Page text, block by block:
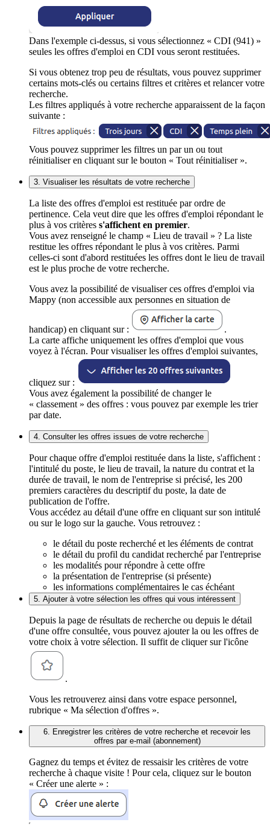
Dans l'exemple ci-dessus, si vous sélectionnez « CDI (941) »
seules les offres d'emploi en CDI vous seront restituées.
Si vous obtenez trop peu de résultats, vous pouvez supprimer
certains mots-clés ou certains filtres et critères et relancer votre
recherche.
Les filtres appliqués à votre recherche apparaissent de la façon
suivante :
Vous pouvez supprimer les filtres un par un ou tout
réinitialiser en cliquant sur le bouton « Tout réinitialiser ».
3. Visualiser les résultats de votre recherche
La liste des offres d'emploi est restituée par ordre de
pertinence. Cela veut dire que les offres d'emploi répondant le
plus à vos critères s'affichent en premier.
Vous avez renseigné le champ « Lieu de travail » ? La liste
restitue les offres répondant le plus à vos critères. Parmi
celles-ci sont d'abord restituées les offres dont le lieu de travail
est le plus proche de votre recherche.
Vous avez la possibilité de visualiser ces offres d'emploi via
Mappy (non accessible aux personnes en situation de
handicap) en cliquant sur :
.
La carte affiche uniquement les offres d'emploi que vous
voyez à l'écran. Pour visualiser les offres d'emploi suivantes,
cliquez sur :
Vous avez également la possibilité de changer le
« classement » des offres : vous pouvez par exemple les trier
par date.
4. Consulter les offres issues de votre recherche
Pour chaque offre d'emploi restituée dans la liste, s'affichent :
l'intitulé du poste, le lieu de travail, la nature du contrat et la
durée de travail, le nom de l'entreprise si précisé, les 200
premiers caractères du descriptif du poste, la date de
publication de l'offre.
Vous accédez au détail d'une offre en cliquant sur son intitulé
ou sur le logo sur la gauche. Vous retrouvez :
le détail du poste recherché et les éléments de contrat
le détail du profil du candidat recherché par l'entreprise
les modalités pour répondre à cette offre
la présentation de l'entreprise (si présente)
les informations complémentaires le cas échéant
5. Ajouter à votre sélection les offres qui vous intéressent
Depuis la page de résultats de recherche ou depuis le détail
d'une offre consultée, vous pouvez ajouter la ou les offres de
votre choix à votre sélection. Il suffit de cliquer sur l'icône
.
Vous les retrouverez ainsi dans votre espace personnel,
rubrique « Ma sélection d'offres ».
6. Enregistrer les critères de votre recherche et recevoir les
offres par e-mail (abonnement)
Gagnez du temps et évitez de ressaisir les critères de votre
recherche à chaque visite ! Pour cela, cliquez sur le bouton
« Créer une alerte » :